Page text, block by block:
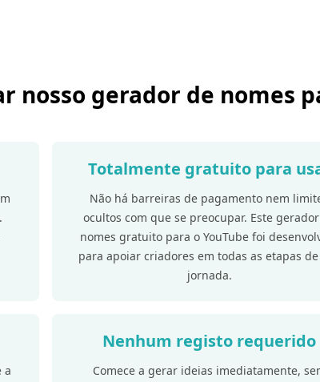
nosso gerador de nomes
Totalmente gratuito para
Não há barreiras de pagamento nem
ocultos com que se preocupar. Este
nomes gratuito para o YouTube foi
para apoiar criadores em todas as etapas
jornada.
a
Nenhum registo requerido
Comece a gerar ideias imediatamente,